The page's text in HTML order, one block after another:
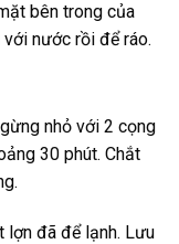
bên trong của
nước rồi để ráo.
nhỏ với 2 cọng
30 phút. Chắt
lợn đã để lạnh. Lưu